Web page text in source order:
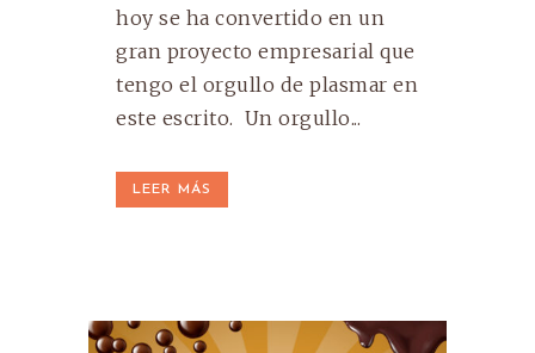
hoy se ha convertido en un
gran proyecto empresarial que
tengo el orgullo de plasmar en
este escrito. Un orgullo...
LEER MÁS